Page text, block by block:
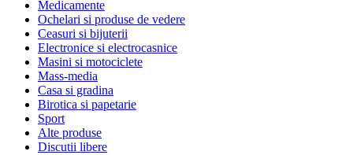
Medicamente
Ochelari si produse de vedere
Ceasuri si bijuterii
Electronice si electrocasnice
Masini si motociclete
Mass-media
Casa si gradina
Birotica si papetarie
Sport
Alte produse
Discutii libere